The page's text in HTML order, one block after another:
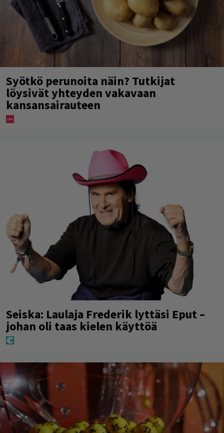
Syötkö perunoita näin? Tutkijat
löysivät yhteyden vakavaan
kansansairauteen
Seiska: Laulaja Frederik lyttäsi Eput –
johan oli taas kielen käyttöä